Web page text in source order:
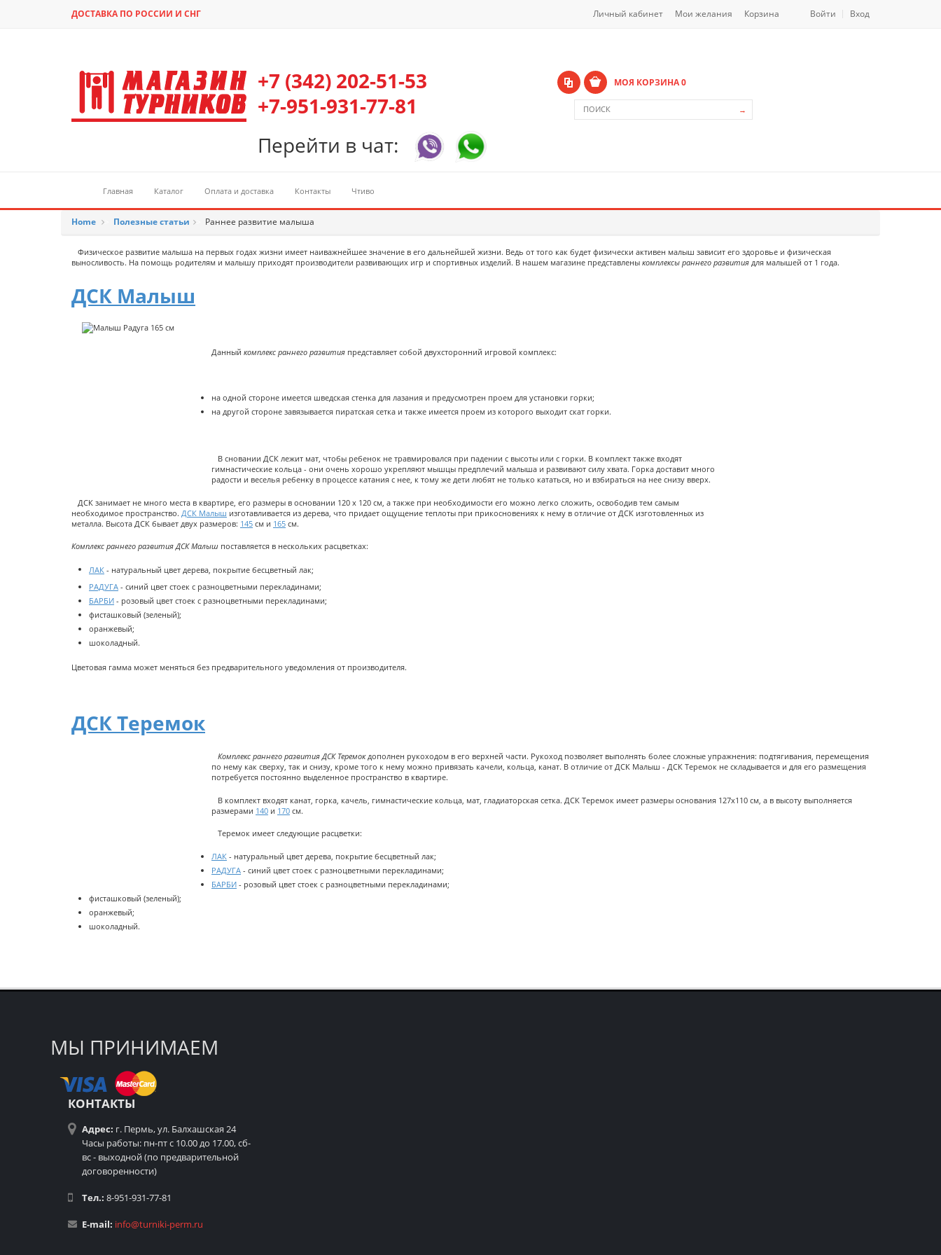
Личный кабинет Мои желания Корзина Войти Вход
ДОСТАВКА ПО РОССИИ И СНГ
+7 (342) 202-51-53
+7-951-931-77-81
Перейти в чат:
МОЯ КОРЗИНА0
→
Главная Каталог Оплата и доставка Контакты Чтиво
Home Полезные статьи Раннее развитие малыша
Физическое развитие малыша на первых годах жизни имеет наиважнейшее значение в его дальнейшей жизни. Ведь от того как будет физически активен малыш зависит его здоровье и физическая
выносливость. На помощь родителям и малышу приходят производители развивающих игр и спортивных изделий. В нашем магазине представлены комплексы раннего развития для малышей от 1 года.
ДСК Малыш
Данный комплекс раннего развития представляет собой двухсторонний игровой комплекс:
на одной стороне имеется шведская стенка для лазания и предусмотрен проем для установки горки;
на другой стороне завязывается пиратская сетка и также имеется проем из которого выходит скат горки.
В сновании ДСК лежит мат, чтобы ребенок не травмировался при падении с высоты или с горки. В комплект также входят
гимнастические кольца - они очень хорошо укрепляют мышцы предплечий малыша и развивают силу хвата. Горка доставит много
радости и веселья ребенку в процессе катания с нее, к тому же дети любят не только кататься, но и взбираться на нее снизу вверх.
ДСК занимает не много места в квартире, его размеры в основании 120 х 120 см, а также при необходимости его можно легко сложить, освободив тем самым
необходимое пространство. ДСК Малыш изготавливается из дерева, что придает ощущение теплоты при прикосновениях к нему в отличие от ДСК изготовленных из
металла. Высота ДСК бывает двух размеров: 145 см и 165 см.
Комплекс раннего развития ДСК Малыш поставляется в нескольких расцветках:
ЛАК - натуральный цвет дерева, покрытие бесцветный лак;
РАДУГА - синий цвет стоек с разноцветными перекладинами;
БАРБИ - розовый цвет стоек с разноцветными перекладинами;
фисташковый (зеленый);
оранжевый;
шоколадный.
Цветовая гамма может меняться без предварительного уведомления от производителя.
ДСК Теремок
Комплекс раннего развития ДСК Теремокдополнен рукоходом в его верхней части. Рукоход позволяет выполнять более сложные упражнения: подтягивания, перемещения
по нему как сверху, так и снизу, кроме того к нему можно привязать качели, кольца, канат. В отличие от ДСК Малыш - ДСК Теремок не складывается и для его размещения
потребуется постоянно выделенное пространство в квартире.
В комплект входят канат, горка, качель, гимнастические кольца, мат, гладиаторская сетка. ДСК Теремок имеет размеры основания 127х110 см, а в высоту выполняется
размерами 140 и 170 см.
Теремок имеет следующие расцветки:
ЛАК - натуральный цвет дерева, покрытие бесцветный лак;
РАДУГА - синий цвет стоек с разноцветными перекладинами;
БАРБИ - розовый цвет стоек с разноцветными перекладинами;
фисташковый (зеленый);
оранжевый;
шоколадный.
МЫ ПРИНИМАЕМ
КОНТАКТЫ
Адрес: г. Пермь, ул. Балхашская 24
Часы работы: пн-пт с 10.00 до 17.00, сб-
вс - выходной (по предварительной
договоренности)
Тел.: 8-951-931-77-81
E-mail: info@turniki-perm.ru